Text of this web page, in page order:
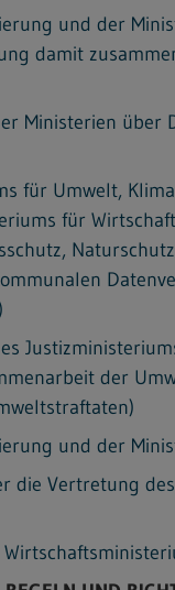
und der
damit
Ministerien
für Umwelt,
für
der
und der
die Vertretung